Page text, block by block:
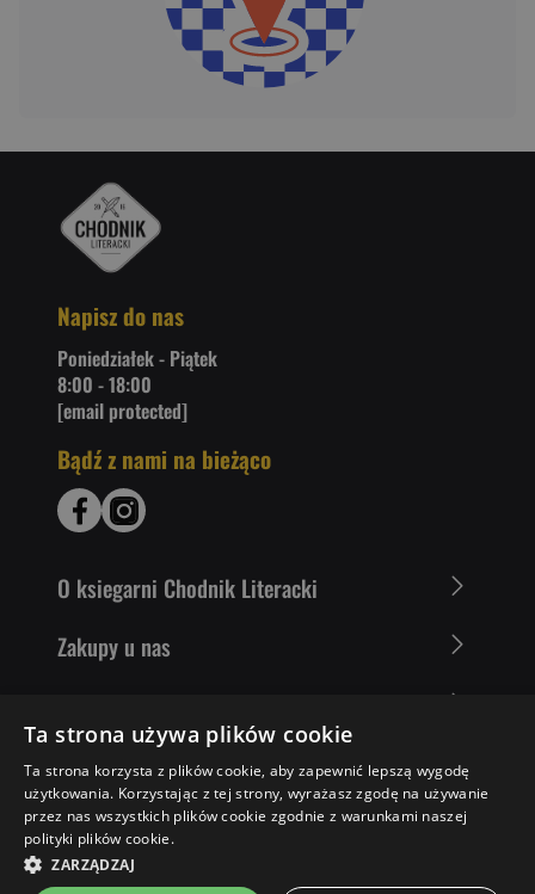
37,73 ZŁ
Napisz do nas
Poniedziałek - Piątek
8:00 - 18:00
[email protected]
Bądź z nami na bieżąco
O ksiegarni Chodnik Literacki
Zakupy u nas
Literaci polecają
Ta strona używa plików cookie
Ta strona korzysta z plików cookie, aby zapewnić lepszą wygodę
użytkowania. Korzystając z tej strony, wyrażasz zgodę na używanie
przez nas wszystkich plików cookie zgodnie z warunkami naszej
polityki plików cookie.
ZARZĄDZAJ